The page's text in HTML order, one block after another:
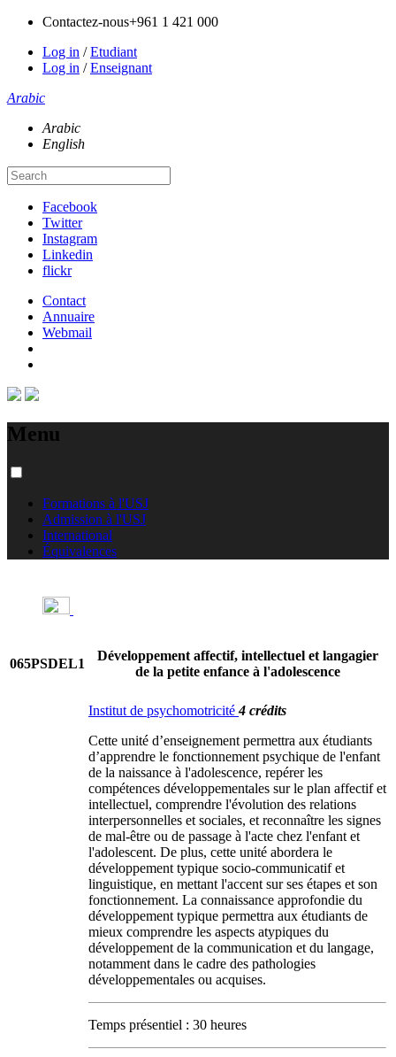
Contactez-nous+961 1 421 000
Log in /Etudiant
Log in /Enseignant
Arabic
Arabic
English
Facebook
Twitter
Instagram
Linkedin
flickr
Contact
Annuaire
Webmail
Menu
Formations à l'USJ
Admission à l'USJ
International
Équivalences
065PSDEL1
Développement affectif, intellectuel et langagier
de la petite enfance à l'adolescence
Institut de psychomotricité4 crédits
Cette unité d’enseignement permettra aux étudiants
d’apprendre le fonctionnement psychique de l'enfant
de la naissance à l'adolescence, repérer les
compétences développementales sur le plan affectif et
intellectuel, comprendre l'évolution des relations
interpersonnelles et sociales, et reconnaître les signes
de mal-être ou de passage à l'acte chez l'enfant et
l'adolescent. De plus, cette unité abordera le
développement typique socio-communicatif et
linguistique, en mettant l'accent sur ses étapes et son
fonctionnement. La connaissance approfondie du
développement typique permettra aux étudiants de
mieux comprendre les aspects atypiques du
développement de la communication et du langage,
notamment dans le cadre des pathologies
développementales ou acquises.
Temps présentiel : 30 heures